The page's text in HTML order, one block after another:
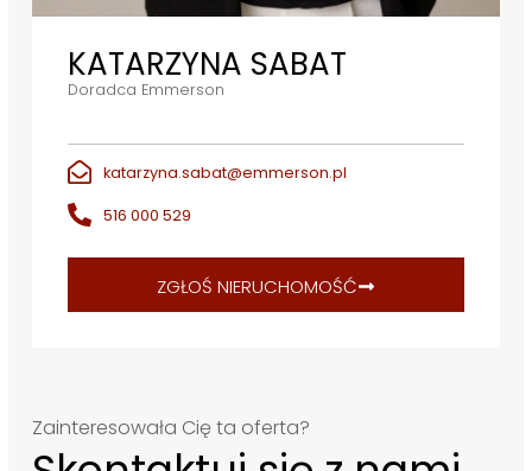
KATARZYNA SABAT
Doradca Emmerson
katarzyna.sabat@emmerson.pl
516 000 529
ZGŁOŚ NIERUCHOMOŚĆ
Zainteresowała Cię ta oferta?